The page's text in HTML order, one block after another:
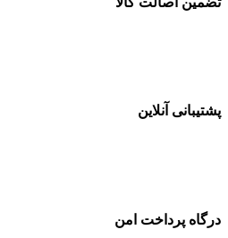
پشتیبانی آنلاین
درگاه پرداخت امن